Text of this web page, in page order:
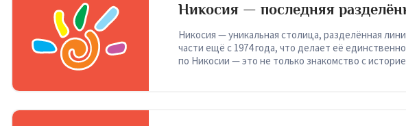
Никосия — последняя
экскурсия на Кипре
Никосия — уникальная столица, разделённая
части ещё с 1974 года, что делает её
по Никосии — это не только знакомство с